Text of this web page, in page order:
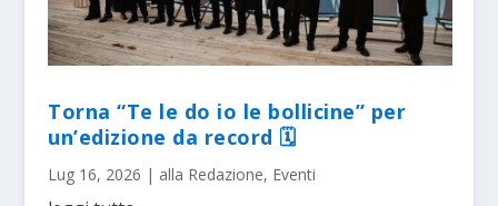
Torna “Te le do io le bollicine” per
un’edizione da record 🗓
Lug 16, 2026 | alla Redazione, Eventi